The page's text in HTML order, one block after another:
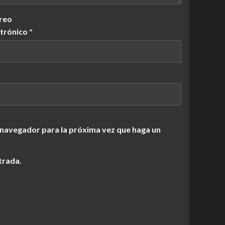
*
para la próxima vez que haga un